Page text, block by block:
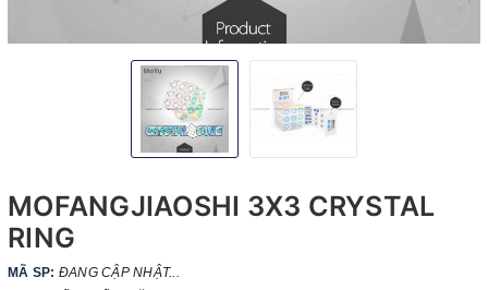
MOFANGJIAOSHI 3X3 CRYSTAL
RING
MÃ SP: ĐANG CẬP NHẬT...